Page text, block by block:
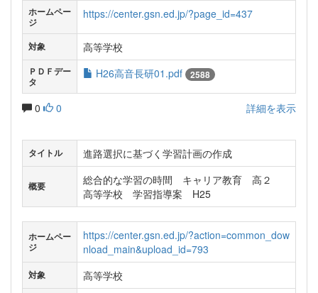
ホームペー
ジ
https://center.gsn.ed.jp/?page_id=437
対象 高等学校
ＰＤＦデー
タ
H26高音長研01.pdf 2588
0 0 詳細を表示
タイトル 進路選択に基づく学習計画の作成
概要
総合的な学習の時間 キャリア教育 高２
高等学校 学習指導案 H25
ホームペー
ジ
https://center.gsn.ed.jp/?action=common_dow
nload_main&upload_id=793
対象 高等学校